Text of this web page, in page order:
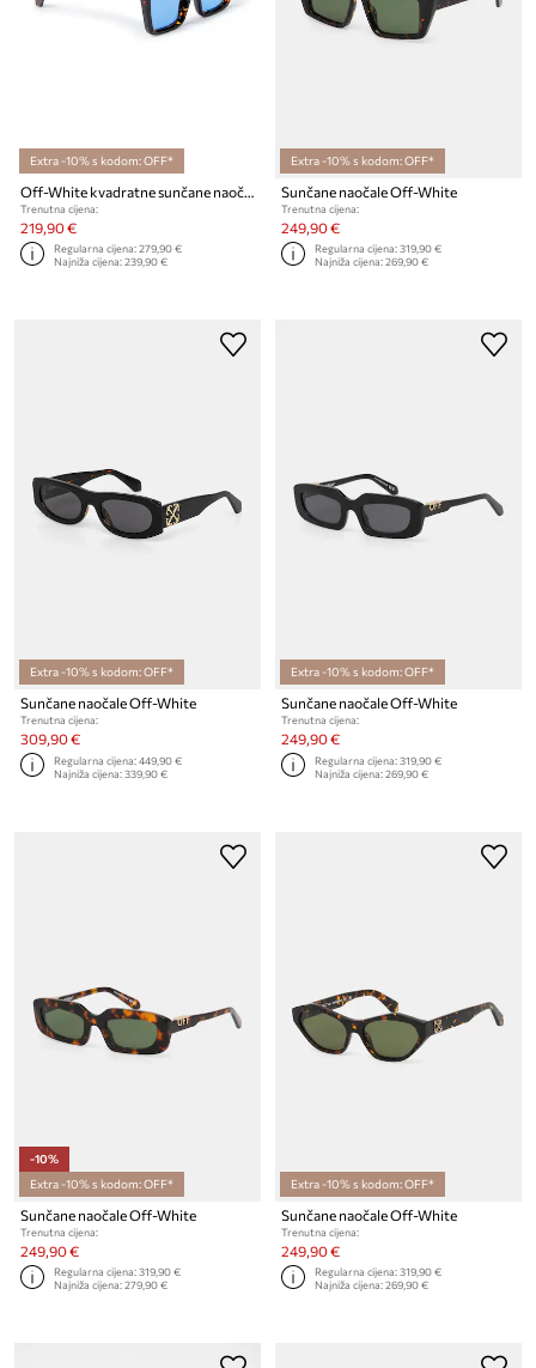
Extra -10% s kodom: OFF*
Trenutna cijena:
219,90 €
Regularna cijena:279,90 €
Najniža cijena:239,90 €
Extra -10% s kodom: OFF*
Sunčane naočale Off-White
Trenutna cijena:
249,90 €
Regularna cijena:319,90 €
Najniža cijena:269,90 €
Extra -10% s kodom: OFF*
Sunčane naočale Off-White
Trenutna cijena:
309,90 €
Regularna cijena:449,90 €
Najniža cijena:339,90 €
Extra -10% s kodom: OFF*
Sunčane naočale Off-White
Trenutna cijena:
249,90 €
Regularna cijena:319,90 €
Najniža cijena:269,90 €
-10%
Extra -10% s kodom: OFF*
Sunčane naočale Off-White
Trenutna cijena:
249,90 €
Regularna cijena:319,90 €
Najniža cijena:279,90 €
Extra -10% s kodom: OFF*
Sunčane naočale Off-White
Trenutna cijena:
249,90 €
Regularna cijena:319,90 €
Najniža cijena:269,90 €